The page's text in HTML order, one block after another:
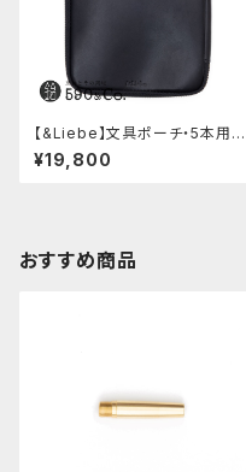
【&Liebe】文具ポーチ・5本用
(スムースブラック)
¥19,800
おすすめ商品